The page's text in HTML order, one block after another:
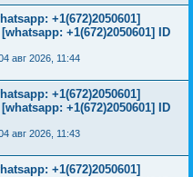
+1(672)2050601]
+1(672)2050601] ID
авг 2026, 11:44
+1(672)2050601]
+1(672)2050601] ID
авг 2026, 11:43
+1(672)2050601]